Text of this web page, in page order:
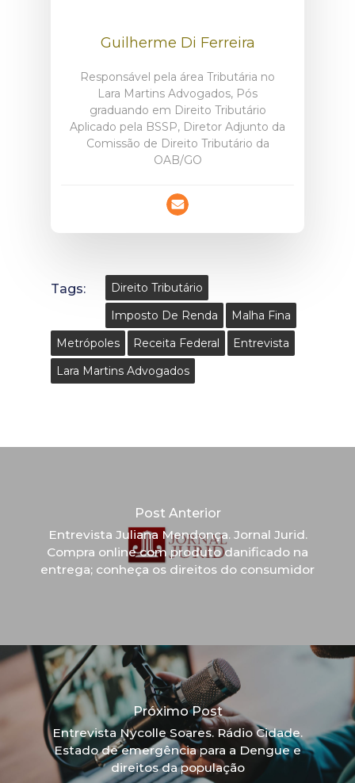
Guilherme Di Ferreira
Responsável pela área Tributária no
Lara Martins Advogados, Pós
graduando em Direito Tributário
Aplicado pela BSSP, Diretor Adjunto da
Comissão de Direito Tributário da
OAB/GO
Tags:
Direito Tributário
Imposto De Renda
Malha Fina
Metrópoles
Receita Federal
Entrevista
Lara Martins Advogados
Post Anterior
Entrevista Juliana Mendonça. Jornal Jurid.
Compra online com produto danificado na
entrega; conheça os direitos do consumidor
Próximo Post
Entrevista Nycolle Soares. Rádio Cidade.
Estado de emergência para a Dengue e
direitos da população